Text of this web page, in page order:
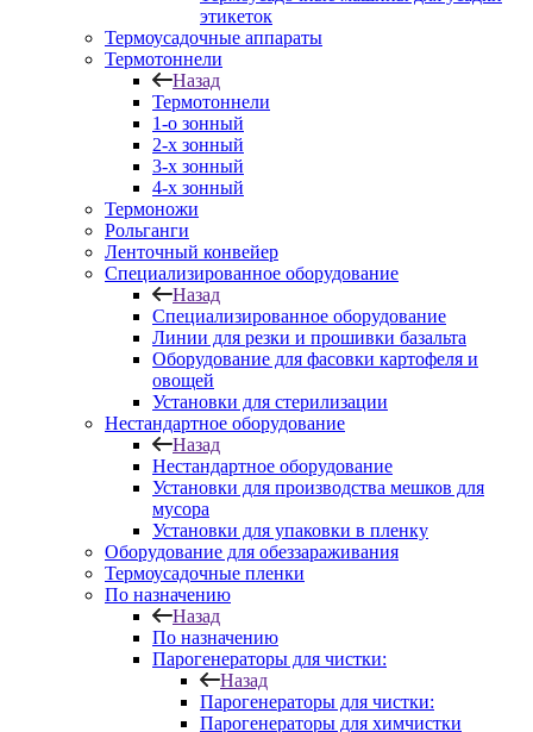
этикеток
Термоусадочные аппараты
Термотоннели
Назад
Термотоннели
1-о зонный
2-х зонный
3-х зонный
4-х зонный
Термоножи
Рольганги
Ленточный конвейер
Специализированное оборудование
Назад
Специализированное оборудование
Линии для резки и прошивки базальта
Оборудование для фасовки картофеля и
овощей
Установки для стерилизации
Нестандартное оборудование
Назад
Нестандартное оборудование
Установки для производства мешков для
мусора
Установки для упаковки в пленку
Оборудование для обеззараживания
Термоусадочные пленки
По назначению
Назад
По назначению
Парогенераторы для чистки:
Назад
Парогенераторы для чистки:
Парогенераторы для химчистки